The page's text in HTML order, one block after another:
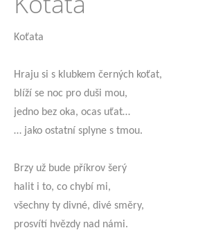
Koťata
Hraju si s klubkem černých koťat,
blíží se noc pro duši mou,
jedno bez oka, ocas uťat…
… jako ostatní splyne s tmou.
Brzy už bude příkrov šerý
halit i to, co chybí mi,
všechny ty divné, divé směry,
prosvítí hvězdy nad námi.